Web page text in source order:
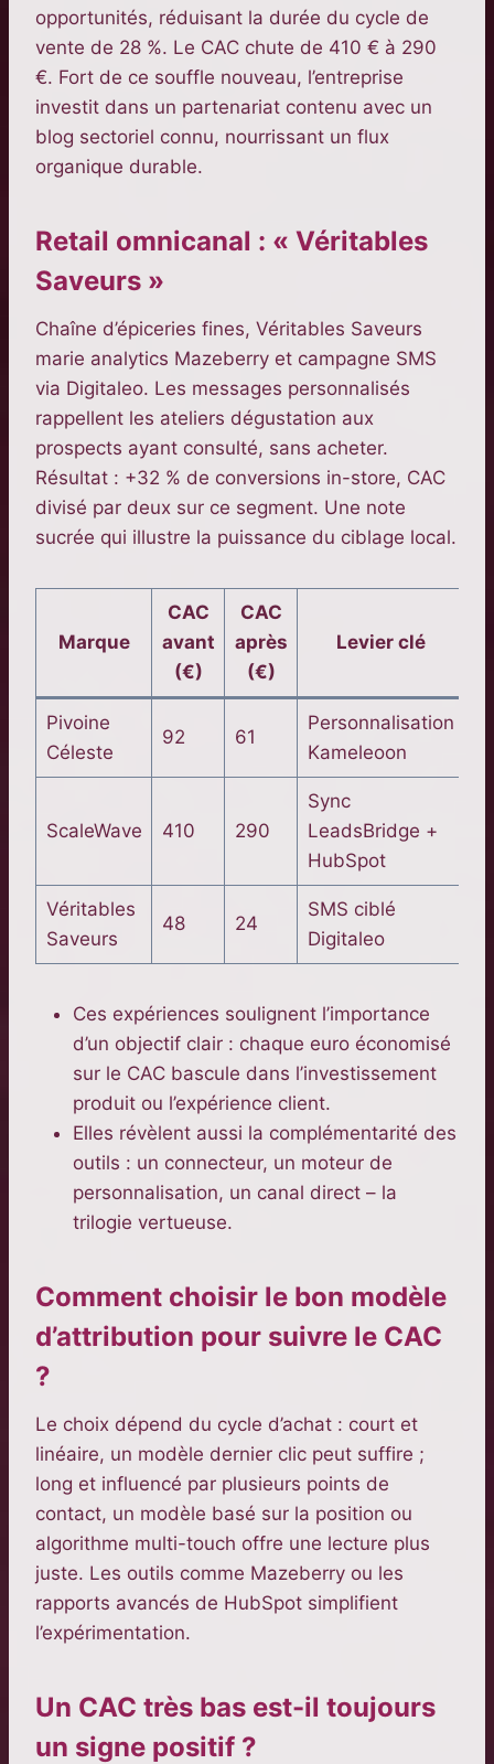
opportunités, réduisant la durée du cycle de
vente de 28 %. Le CAC chute de 410 € à 290
€. Fort de ce souffle nouveau, l’entreprise
investit dans un partenariat contenu avec un
blog sectoriel connu, nourrissant un flux
organique durable.
Retail omnicanal : « Véritables
Saveurs »
Chaîne d’épiceries fines, Véritables Saveurs
marie analytics Mazeberry et campagne SMS
via Digitaleo. Les messages personnalisés
rappellent les ateliers dégustation aux
prospects ayant consulté, sans acheter.
Résultat : +32 % de conversions in-store, CAC
divisé par deux sur ce segment. Une note
sucrée qui illustre la puissance du ciblage local.
Marque
CAC
avant
(€)
CAC
après
(€)
Levier clé
Pivoine
Céleste
92 61
Personnalisation
Kameleoon
ScaleWave 410 290
Sync
LeadsBridge +
HubSpot
Véritables
Saveurs
48 24
SMS ciblé
Digitaleo
Ces expériences soulignent l’importance
d’un objectif clair : chaque euro économisé
sur le CAC bascule dans l’investissement
produit ou l’expérience client.
Elles révèlent aussi la complémentarité des
outils : un connecteur, un moteur de
personnalisation, un canal direct – la
trilogie vertueuse.
Comment choisir le bon modèle
d’attribution pour suivre le CAC
?
Le choix dépend du cycle d’achat : court et
linéaire, un modèle dernier clic peut suffire ;
long et influencé par plusieurs points de
contact, un modèle basé sur la position ou
algorithme multi-touch offre une lecture plus
juste. Les outils comme Mazeberry ou les
rapports avancés de HubSpot simplifient
l’expérimentation.
Un CAC très bas est-il toujours
un signe positif ?